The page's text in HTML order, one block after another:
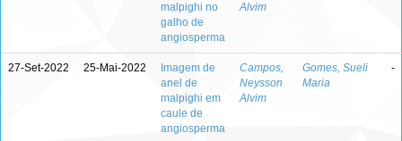
malpighi no
galho de
angiosperma
Alvim
27-Set-2022 25-Mai-2022
Imagem de
anel de
malpighi em
caule de
angiosperma
Campos,
Neysson
Alvim
Gomes, Sueli
Maria
-